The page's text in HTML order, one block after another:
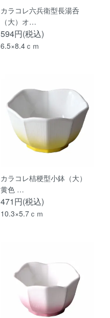
カラコレ六兵衛型長湯呑
（大）オ…
594円(税込)
6.5×8.4ｃｍ
カラコレ桔梗型小鉢（大）
黄色 …
471円(税込)
10.3×5.7ｃｍ